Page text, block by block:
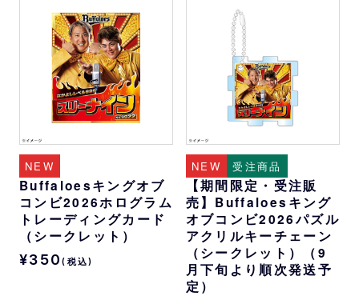
NEW
Buffaloesキングオブ
コンビ2026ホログラム
トレーディングカード
（シークレット）
¥350(税込)
NEW 受注商品
【期間限定・受注販
売】Buffaloesキング
オブコンビ2026パズル
アクリルキーチェーン
（シークレット）（9
月下旬より順次発送予
定）